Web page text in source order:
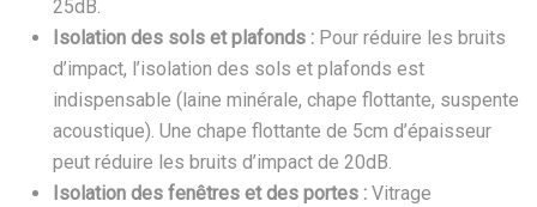
25dB.
Isolation des sols et plafonds : Pour réduire les bruits
d’impact, l’isolation des sols et plafonds est
indispensable (laine minérale, chape flottante, suspente
acoustique). Une chape flottante de 5cm d’épaisseur
peut réduire les bruits d’impact de 20dB.
Isolation des fenêtres et des portes : Vitrage